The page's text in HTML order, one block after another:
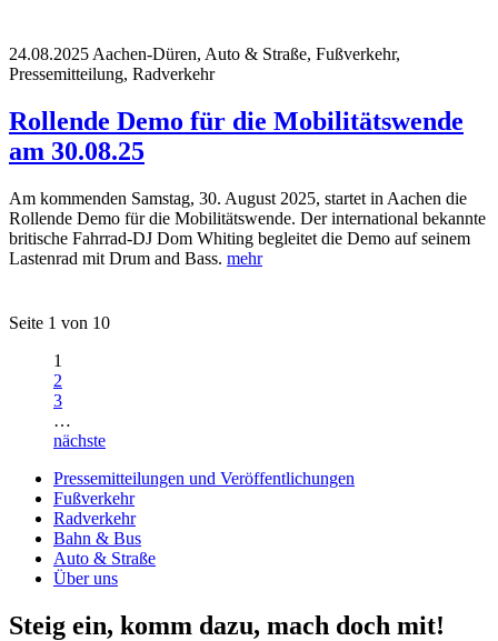
24.08.2025 Aachen-Düren, Auto & Straße, Fußverkehr,
Pressemitteilung, Radverkehr
Rollende Demo für die Mobilitätswende
am 30.08.25
Am kommenden Samstag, 30. August 2025, startet in Aachen die
Rollende Demo für die Mobilitätswende. Der international bekannte
britische Fahrrad-DJ Dom Whiting begleitet die Demo auf seinem
Lastenrad mit Drum and Bass. mehr
Seite 1 von 10
1
2
3
…
nächste
Pressemitteilungen und Veröffentlichungen
Fußverkehr
Radverkehr
Bahn & Bus
Auto & Straße
Über uns
Steig ein, komm dazu, mach doch mit!